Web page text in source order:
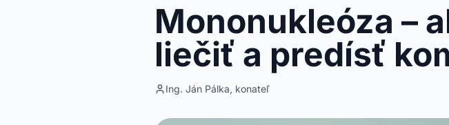
Mononukleóza –
liečiť a predísť
Ing. Ján Pálka, konateľ